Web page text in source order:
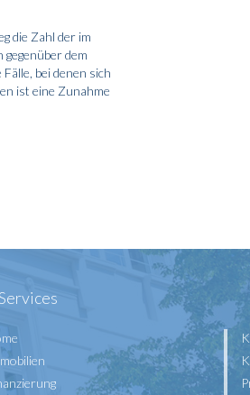
die Zahl der im
dem
bei denen sich
ist eine Zunahme